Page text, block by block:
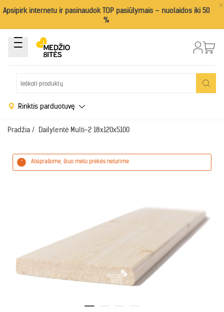
×
Apsipirk internetu ir pasinaudok TOP pasiūlymais – nuolaidos iki 50
%
Rinktis parduotuvę
Pradžia / Dailylentė Multi-2 18x120x5100
Atsiprašome, šiuo metu prekės neturime